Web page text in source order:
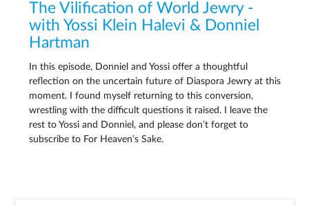
The Vilification of World Jewry -
with Yossi Klein Halevi & Donniel
Hartman
In this episode, Donniel and Yossi offer a thoughtful
reflection on the uncertain future of Diaspora Jewry at this
moment. I found myself returning to this conversion,
wrestling with the difficult questions it raised. I leave the
rest to Yossi and Donniel, and please don’t forget to
subscribe to For Heaven’s Sake.